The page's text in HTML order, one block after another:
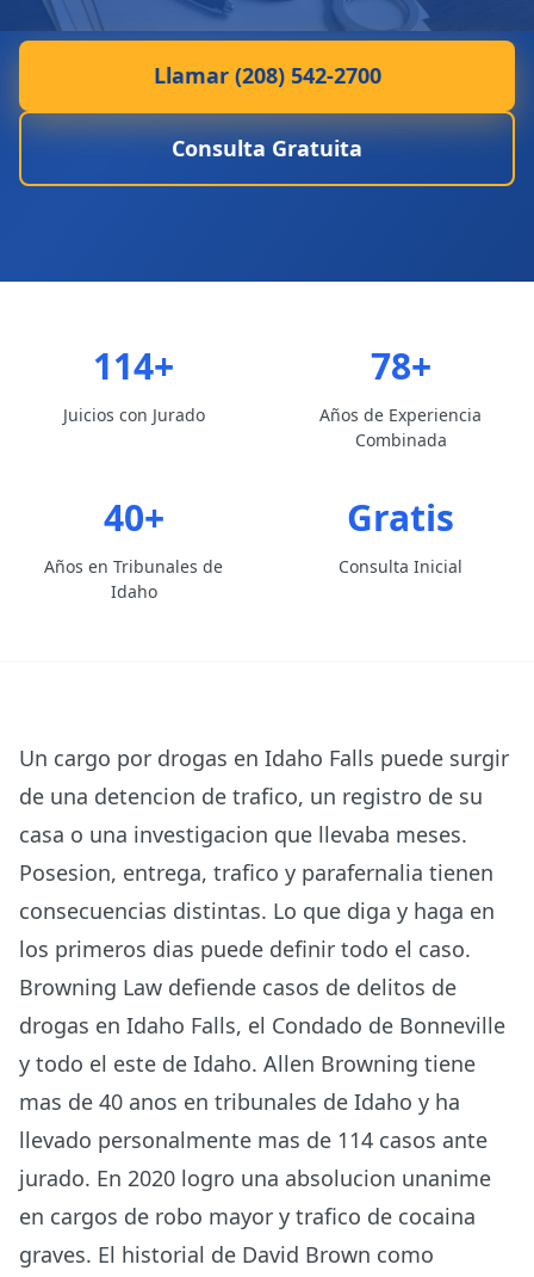
Llamar (208) 542-2700
Consulta Gratuita
114+
Juicios con Jurado
78+
Años de Experiencia
Combinada
40+
Años en Tribunales de
Idaho
Gratis
Consulta Inicial
Un cargo por drogas en Idaho Falls puede surgir
de una detencion de trafico, un registro de su
casa o una investigacion que llevaba meses.
Posesion, entrega, trafico y parafernalia tienen
consecuencias distintas. Lo que diga y haga en
los primeros dias puede definir todo el caso.
Browning Law defiende casos de delitos de
drogas en Idaho Falls, el Condado de Bonneville
y todo el este de Idaho. Allen Browning tiene
mas de 40 anos en tribunales de Idaho y ha
llevado personalmente mas de 114 casos ante
jurado. En 2020 logro una absolucion unanime
en cargos de robo mayor y trafico de cocaina
graves. El historial de David Brown como